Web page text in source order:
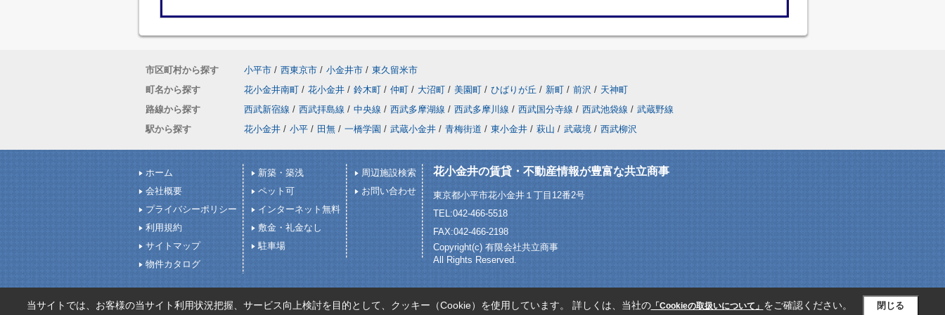
市区町村から探す 小平市 / 西東京市 / 小金井市 / 東久留米市
町名から探す
花小金井南町 / 花小金井 / 鈴木町 / 仲町 / 大沼町 / 美園町 / ひばりが丘 / 新町 / 前沢 / 天神町
路線から探す
西武新宿線 / 西武拝島線 / 中央線 / 西武多摩湖線 / 西武多摩川線 / 西武国分寺線 / 西武池袋線 / 武蔵野線
駅から探す
花小金井 / 小平 / 田無 / 一橋学園 / 武蔵小金井 / 青梅街道 / 東小金井 / 萩山 / 武蔵境 / 西武柳沢
ホーム
会社概要
プライバシーポリシー
利用規約
サイトマップ
物件カタログ
新築・築浅
ペット可
インターネット無料
敷金・礼金なし
駐車場
周辺施設検索
お問い合わせ
花小金井の賃貸・不動産情報が豊富な共立商事
東京都小平市花小金井１丁目12番2号
TEL:042-466-5518
FAX:042-466-2198
Copyright(c) 有限会社共立商事
All Rights Reserved.
当サイトでは、お客様の当サイト利用状況把握、サービス向上検討を目的として、クッキー（Cookie）を使用しています。 詳しくは、当社の「Cookieの取扱いについて」 をご確認ください。 閉じる